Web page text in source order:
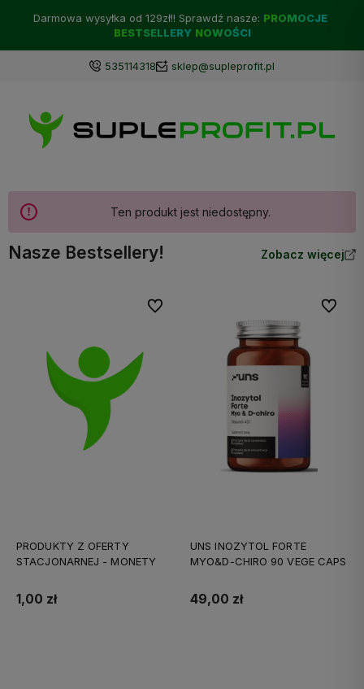
Darmowa wysyłka od 129zł!! Sprawdź nasze: PROMOCJE
BESTSELLERY NOWOŚCI
535114318 sklep@supleprofit.pl
Ten produkt jest niedostępny.
Nasze Bestsellery! Zobacz więcej
PRODUKTY Z OFERTY
STACJONARNEJ - MONETY
1,00 zł
Do ulubionych
UNS INOZYTOL FORTE
MYO&D-CHIRO 90 VEGE CAPS
49,00 zł
Do